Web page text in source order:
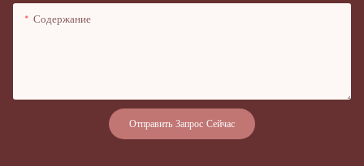
Содержание
Отправить Запрос Сейчас